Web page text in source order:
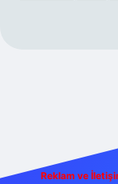
Reklam ve